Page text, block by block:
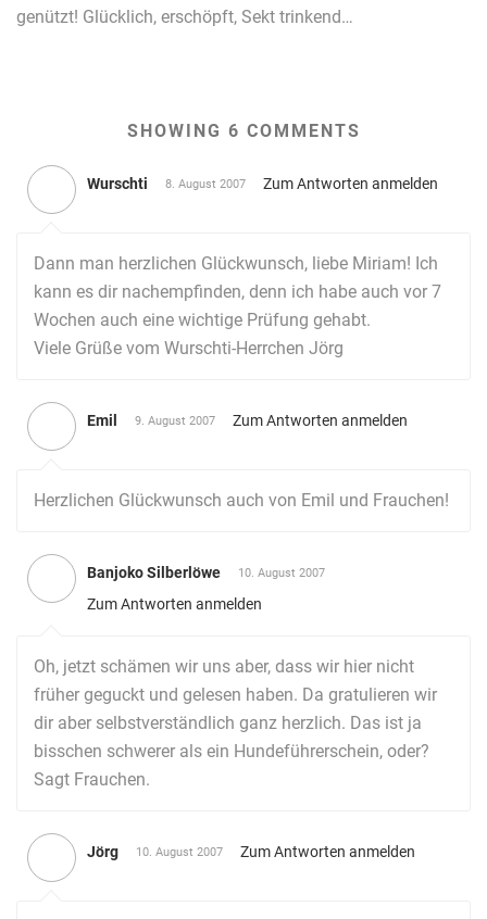
genützt! Glücklich, erschöpft, Sekt trinkend…
SHOWING 6 COMMENTS
Wurschti 8. August 2007 Zum Antworten anmelden
Dann man herzlichen Glückwunsch, liebe Miriam! Ich
kann es dir nachempfinden, denn ich habe auch vor 7
Wochen auch eine wichtige Prüfung gehabt.
Viele Grüße vom Wurschti-Herrchen Jörg
Emil 9. August 2007 Zum Antworten anmelden
Herzlichen Glückwunsch auch von Emil und Frauchen!
Banjoko Silberlöwe 10. August 2007
Zum Antworten anmelden
Oh, jetzt schämen wir uns aber, dass wir hier nicht
früher geguckt und gelesen haben. Da gratulieren wir
dir aber selbstverständlich ganz herzlich. Das ist ja
bisschen schwerer als ein Hundeführerschein, oder?
Sagt Frauchen.
Jörg 10. August 2007 Zum Antworten anmelden